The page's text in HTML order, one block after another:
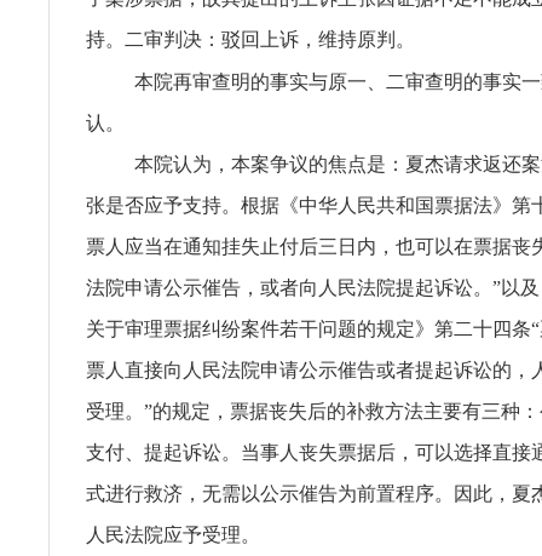
持。二审判决：驳回上诉，维持原判。
本院再审查明的事实与原一、二审查明的事实
认。
本院认为，本案争议的焦点是：夏杰请求返还
张是否应予支持。根据《中华人民共和国票据法》第
票人应当在通知挂失止付后三日内，也可以在票据丧
法院申请公示催告，或者向人民法院提起诉讼。”以
关于审理票据纠纷案件若干问题的规定》第二十四条
票人直接向人民法院申请公示催告或者提起诉讼的，
受理。”的规定，票据丧失后的补救方法主要有三种
支付、提起诉讼。当事人丧失票据后，可以选择直接
式进行救济，无需以公示催告为前置程序。因此，夏
人民法院应予受理。